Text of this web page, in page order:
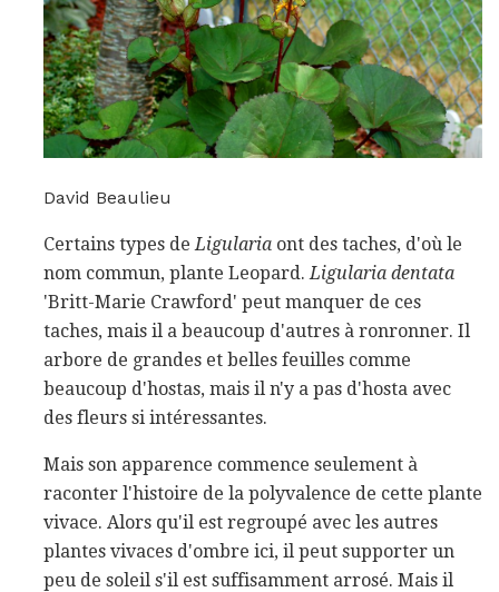
David Beaulieu
Certains types deLigularia ont des taches, d'où le
nom commun, plante Leopard.Ligularia dentata
'Britt-Marie Crawford' peut manquer de ces
taches, mais il a beaucoup d'autres à ronronner. Il
arbore de grandes et belles feuilles comme
beaucoup d'hostas, mais il n'y a pas d'hosta avec
des fleurs si intéressantes.
Mais son apparence commence seulement à
raconter l'histoire de la polyvalence de cette plante
vivace. Alors qu'il est regroupé avec les autres
plantes vivaces d'ombre ici, il peut supporter un
peu de soleil s'il est suffisamment arrosé. Mais il